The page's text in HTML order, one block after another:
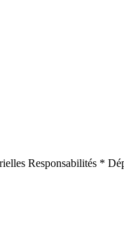
Responsabilités *